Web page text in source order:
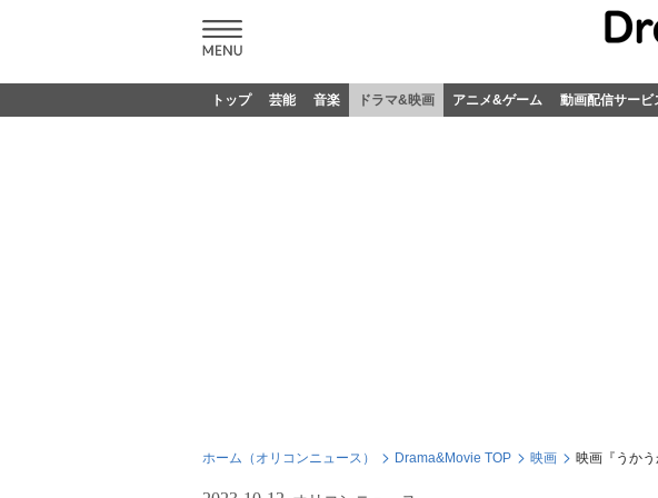
トップ 芸能 音楽 ドラマ&映画 アニメ&ゲーム 動画配信サービ
ホーム（オリコンニュース） Drama&Movie TOP 映画 映画『うか